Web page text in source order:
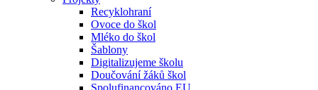
Recyklohraní
Ovoce do škol
Mléko do škol
Šablony
Digitalizujeme školu
Doučování žáků škol
Spolufinancováno EU